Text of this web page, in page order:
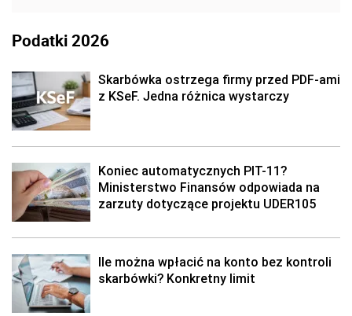
Podatki 2026
Skarbówka ostrzega firmy przed PDF-ami
z KSeF. Jedna różnica wystarczy
Koniec automatycznych PIT-11?
Ministerstwo Finansów odpowiada na
zarzuty dotyczące projektu UDER105
Ile można wpłacić na konto bez kontroli
skarbówki? Konkretny limit